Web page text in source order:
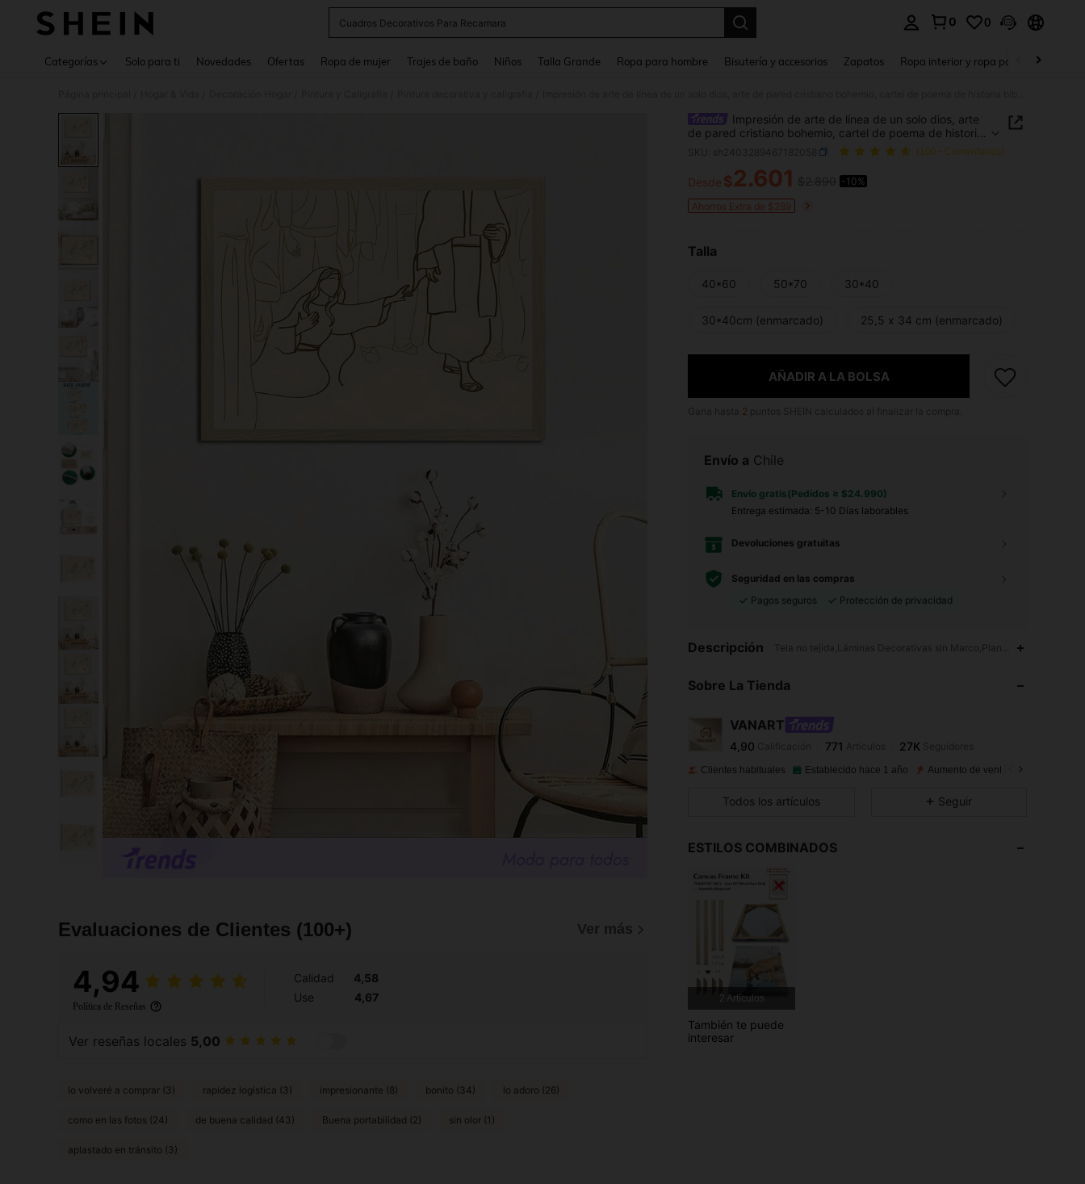
Cuadros Decorativos Para Recamara
0 0
Categorías Solo para ti Novedades Ofertas Ropa de mujer Trajes de baño Niños Talla Grande Ropa para hombre Bisutería y accesorios Zapatos Ropa interior y ropa para dormir
Evaluaciones de Clientes (100+) Ver más
4,94
Política de Reseñas
Calidad
4,58
Use
4,67
Ver reseñas locales 5,00
lo volveré a comprar (3) rapidez logística (3) impresionante (8) bonito (34) lo adoro (26)
como en las fotos (24) de buena calidad (43) Buena portabilidad (2) sin olor (1)
aplastado en tránsito (3)
Impresión de arte de línea de un solo dios, arte
de pared cristiano bohemio, cartel de poema de historia
bíblica de Pascua, regalo de decoración de imagen,
decoración de pared, decoración de habitación, pintura
de lienzo de decoración del hogar, sin marco
(100+ Comentarios)
PRICE AND AVAILABILITY
Desde $2.601 -10%
Ahorros Extra de $289
Talla
40*60 50*70 30*40
30*40cm (enmarcado) 25,5 x 34 cm (enmarcado)
AÑADIR A LA BOLSA
2
Envío a Chile
Envío gratis(Pedidos ≥ $24.990)
Entrega estimada: 5-10 Días laborables
Devoluciones gratuitas
Seguridad en las compras
Pagos seguros
Protección de privacidad
Descripción Tela no tejida,Láminas Decorativas sin Marco,Plantas
Sobre La Tienda
VANART
4,90
4,90 Calificación 771
Hace 1 día
4,90
4,90
4,90
4,90
Clientes habituales Establecido hace 1 año Aumento de ventasd de 20%
Todos los artículos Seguir
ESTILOS COMBINADOS
2 Artículos
También te puede
interesar